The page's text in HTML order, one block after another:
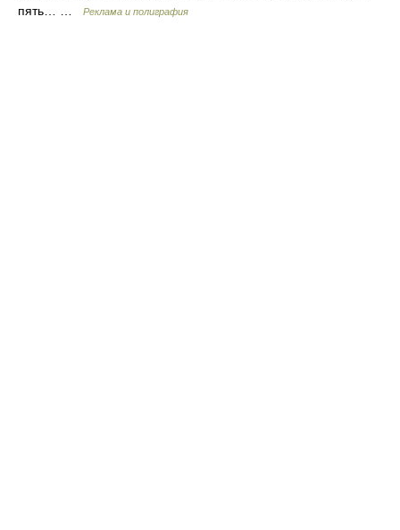
пять… …
Реклама и полиграфия